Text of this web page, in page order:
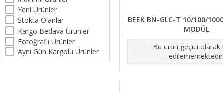
Yeni Ürünler
Stokta Olanlar
Kargo Bedava Ürünler
Fotoğraflı Ürünler
Aynı Gün Kargolu Ürünler
BEEK BN-GLC-T 10/100/
MODÜL
Bu ürün geçici olarak